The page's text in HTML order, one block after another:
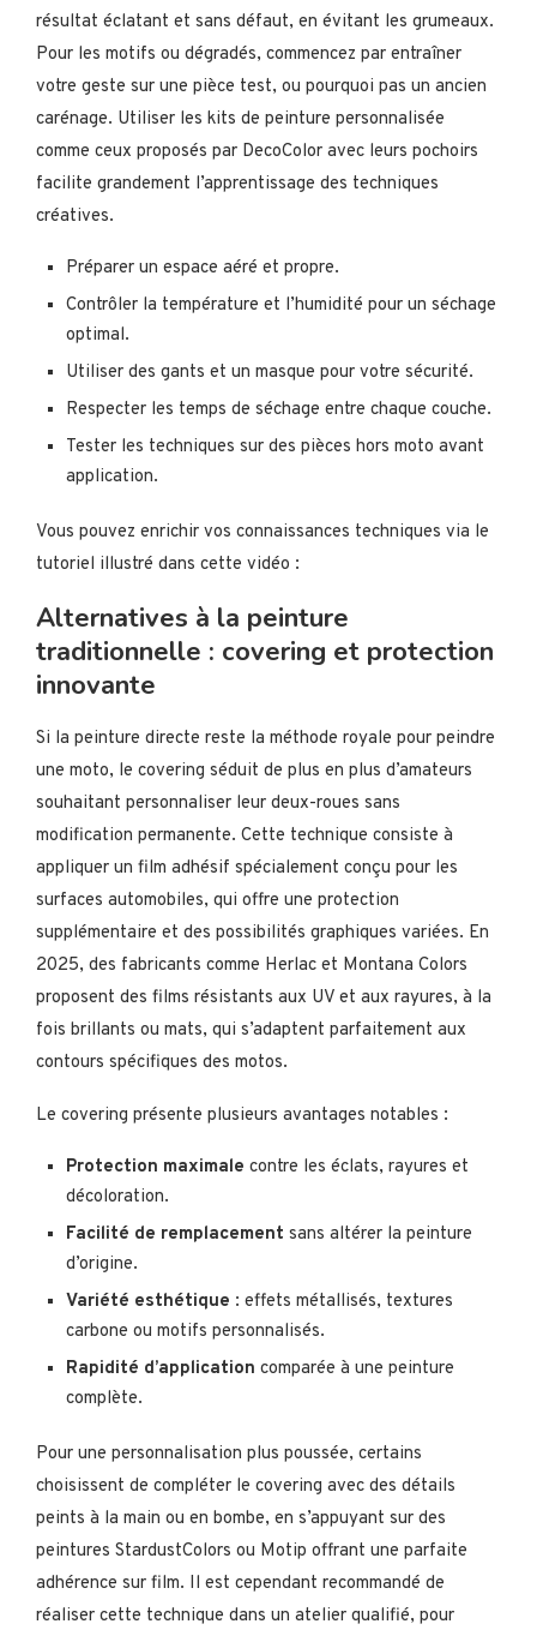
résultat éclatant et sans défaut, en évitant les grumeaux.
Pour les motifs ou dégradés, commencez par entraîner
votre geste sur une pièce test, ou pourquoi pas un ancien
carénage. Utiliser les kits de peinture personnalisée
comme ceux proposés par DecoColor avec leurs pochoirs
facilite grandement l’apprentissage des techniques
créatives.
Préparer un espace aéré et propre.
Contrôler la température et l’humidité pour un séchage
optimal.
Utiliser des gants et un masque pour votre sécurité.
Respecter les temps de séchage entre chaque couche.
Tester les techniques sur des pièces hors moto avant
application.
Vous pouvez enrichir vos connaissances techniques via le
tutoriel illustré dans cette vidéo :
Alternatives à la peinture
traditionnelle : covering et protection
innovante
Si la peinture directe reste la méthode royale pour peindre
une moto, le covering séduit de plus en plus d’amateurs
souhaitant personnaliser leur deux-roues sans
modification permanente. Cette technique consiste à
appliquer un film adhésif spécialement conçu pour les
surfaces automobiles, qui offre une protection
supplémentaire et des possibilités graphiques variées. En
2025, des fabricants comme Herlac et Montana Colors
proposent des films résistants aux UV et aux rayures, à la
fois brillants ou mats, qui s’adaptent parfaitement aux
contours spécifiques des motos.
Le covering présente plusieurs avantages notables :
Protection maximale contre les éclats, rayures et
décoloration.
Facilité de remplacement sans altérer la peinture
d’origine.
Variété esthétique : effets métallisés, textures
carbone ou motifs personnalisés.
Rapidité d’application comparée à une peinture
complète.
Pour une personnalisation plus poussée, certains
choisissent de compléter le covering avec des détails
peints à la main ou en bombe, en s’appuyant sur des
peintures StardustColors ou Motip offrant une parfaite
adhérence sur film. Il est cependant recommandé de
réaliser cette technique dans un atelier qualifié, pour